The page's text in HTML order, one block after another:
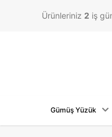
Ürünleriniz 2 iş
Gümüş Yüzük